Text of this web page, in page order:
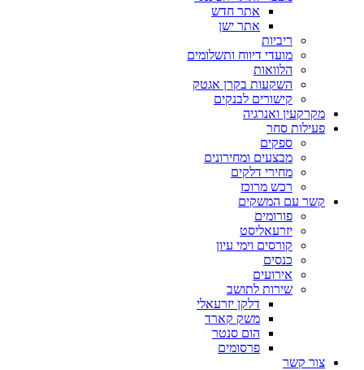
אתר חדש
אתר ישן
ריביות
מועדי דיווח ותשלומים
הלוואות
השקעות בקרן אגטק
קישורים לבנקים
מקרקעין ואנרגיה
פעילות סחר
ספקים
מבצעים ומחירונים
מחירי דלקים
רכש מרוכז
קשר עם המשקים
פורומים
יזרעאליסט
קורסים וימי עיון
כנסים
אירועים
שירות לתושב
דלקן יזרעאלי
משק קארד
הום סנטר
פרסומים
צור קשר